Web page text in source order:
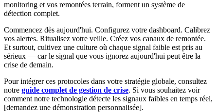
monitoring et vos remontées terrain, forment un système de
détection complet.
Commencez dès aujourd'hui. Configurez votre dashboard. Calibrez
vos alertes. Ritualisez votre veille. Créez vos canaux de remontée.
Et surtout, cultivez une culture où chaque signal faible est pris au
sérieux — car le signal que vous ignorez aujourd'hui peut être la
crise de demain.
Pour intégrer ces protocoles dans votre stratégie globale, consultez
notre guide complet de gestion de crise. Si vous souhaitez voir
comment notre technologie détecte les signaux faibles en temps réel,
[demandez une démonstration personnalisée].